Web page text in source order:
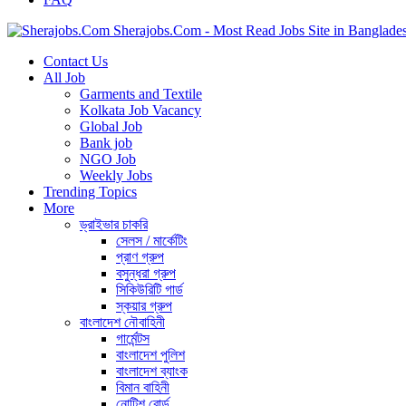
Sherajobs.Com - Most Read Jobs Site in
Contact Us
All Job
Garments and Textile
Kolkata Job Vacancy
Global Job
Bank job
NGO Job
Weekly Jobs
Trending Topics
More
ড্রাইভার চাকরি
সেলস / মার্কেটিং
প্রাণ গ্রুপ
বসুন্ধরা গ্রুপ
সিকিউরিটি গার্ড
স্কয়ার গ্রুপ
বাংলাদেশ নৌবাহিনী
গার্মেন্টস
বাংলাদেশ পুলিশ
বাংলাদেশ ব্যাংক
বিমান বাহিনী